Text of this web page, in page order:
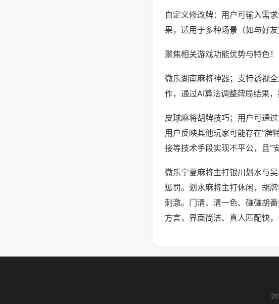
自定义修改牌：用户可输入需
果，适用于多种场景（如与好
聚焦相关游戏功能优势与特色！
微乐湖南麻将神器；支持透视
作，通过AI算法调整牌局结果，
皮球麻将胡牌技巧；用户可通
用户反映其他玩家可能存在“牌
接等技术手段实现不平公，且“
微乐宁夏麻将主打银川划水与
惩罚。划水麻将主打休闲，胡
刺激。门清、清一色、碰碰胡
方言，界面简洁、真人匹配快